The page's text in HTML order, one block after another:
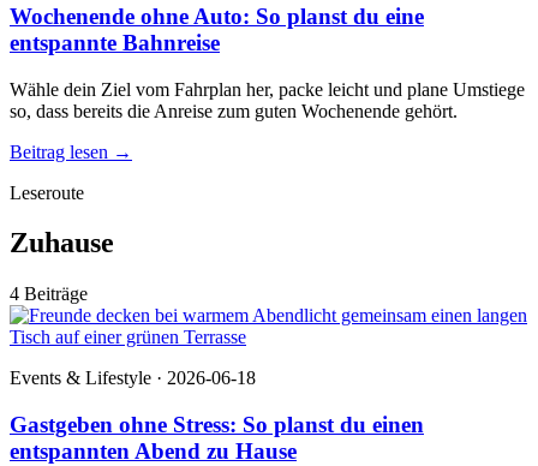
Wochenende ohne Auto: So planst du eine
entspannte Bahnreise
Wähle dein Ziel vom Fahrplan her, packe leicht und plane Umstiege
so, dass bereits die Anreise zum guten Wochenende gehört.
Beitrag lesen →
Leseroute
Zuhause
4 Beiträge
Events & Lifestyle · 2026-06-18
Gastgeben ohne Stress: So planst du einen
entspannten Abend zu Hause